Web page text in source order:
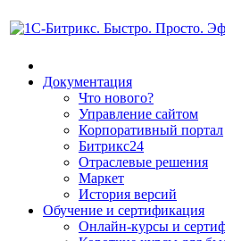
Документация
Что нового?
Управление сайтом
Корпоративный портал
Битрикс24
Отраслевые решения
Маркет
История версий
Обучение и сертификация
Онлайн-курсы и